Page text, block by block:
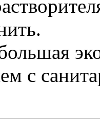
с